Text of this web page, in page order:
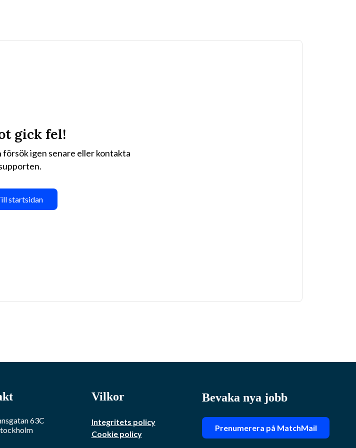
gick fel!
försök igen senare eller kontakta
startsidan
63C
Vilkor
Integritets policy
Cookie policy
Bevaka nya jobb
Prenumerera på MatchMail